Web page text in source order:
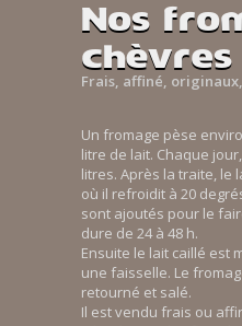
Nos
chèvres
Frais, affiné,
Un fromage pèse
litre de lait. Chaque
litres. Après la traite, le
où il refroidit à 20
sont ajoutés pour le
dure de 24 à 48 h.
Ensuite le lait caillé est
une faisselle. Le
retourné et salé.
Il est vendu frais ou